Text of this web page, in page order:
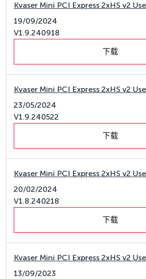
Kvaser Mini PCI Express 2xHS v2
19/09/2024
V1.9.240918
下载
Kvaser Mini PCI Express 2xHS v2
23/05/2024
V1.9.240522
下载
Kvaser Mini PCI Express 2xHS v2
20/02/2024
V1.8.240218
下载
Kvaser Mini PCI Express 2xHS v2
13/09/2023